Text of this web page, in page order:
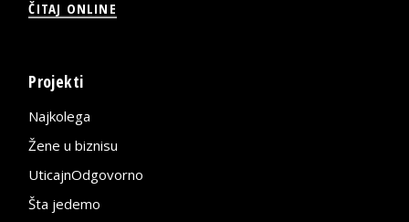
ČITAJ ONLINE
Projekti
Najkolega
Žene u biznisu
UticajnOdgovorno
Šta jedemo